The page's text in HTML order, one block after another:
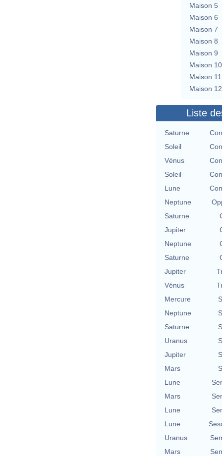
Maison 5
Maison 6
Maison 7
Maison 8
Maison 9
Maison 10
Maison 11
Maison 12
Liste
Saturne
Soleil
Vénus
Soleil
Lune
Neptune
Saturne
Jupiter
Neptune
Saturne
Jupiter
Vénus
Mercure
Neptune
Saturne
Uranus
Jupiter
Mars
Lune
Mars
Lune
Lune
Uranus
Mars